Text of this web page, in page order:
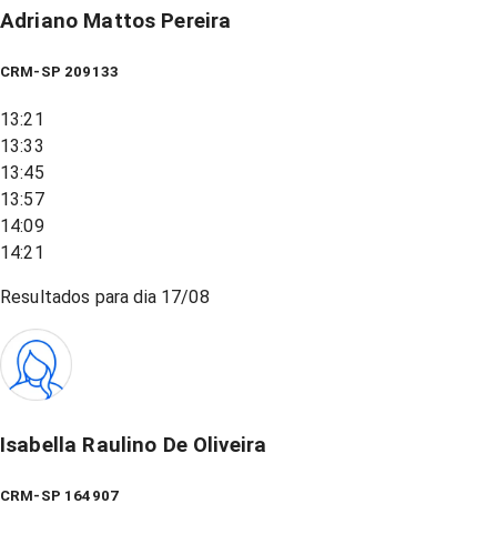
Adriano Mattos Pereira
CRM-SP 209133
13:21
13:33
13:45
13:57
14:09
14:21
Resultados para dia 17/08
Isabella Raulino De Oliveira
CRM-SP 164907